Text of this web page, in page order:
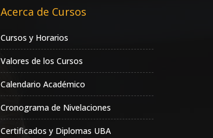
Acerca de Cursos
Cursos y Horarios
Valores de los Cursos
Calendario Académico
Cronograma de Nivelaciones
Certificados y Diplomas UBA